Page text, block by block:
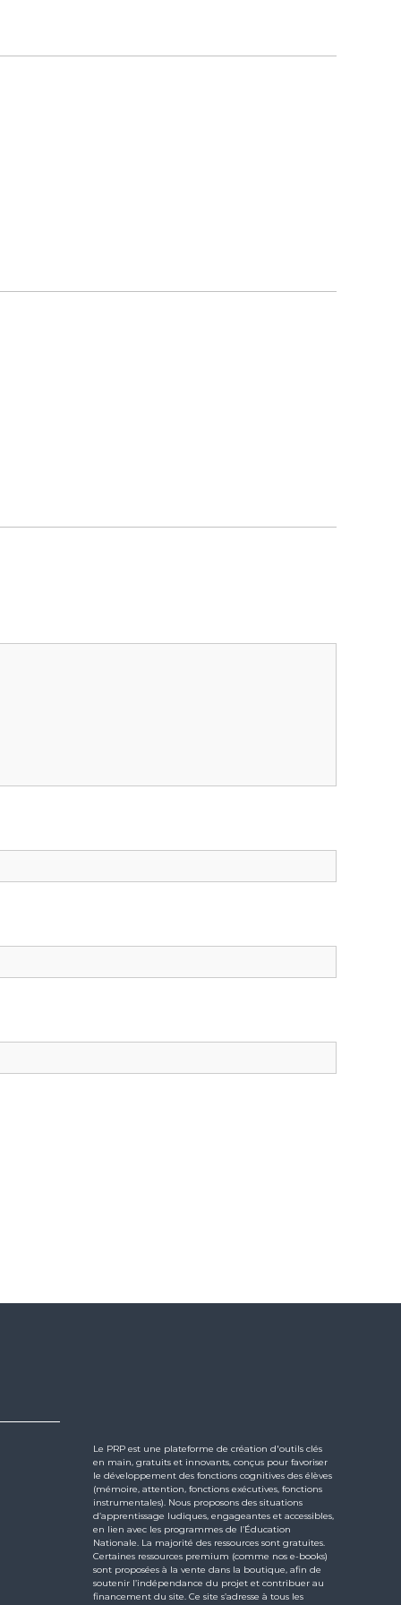
Le PRP est une plateforme de création d'outils clés
en main, gratuits et innovants, conçus pour favoriser
le développement des fonctions cognitives des élèves
(mémoire, attention, fonctions exécutives, fonctions
instrumentales). Nous proposons des situations
d’apprentissage ludiques, engageantes et accessibles,
en lien avec les programmes de l’Éducation
Nationale. La majorité des ressources sont gratuites.
Certaines ressources premium (comme nos e-books)
sont proposées à la vente dans la boutique, afin de
soutenir l’indépendance du projet et contribuer au
financement du site. Ce site s’adresse à tous les